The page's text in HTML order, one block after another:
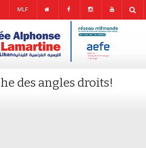
MLF
des angles droits!